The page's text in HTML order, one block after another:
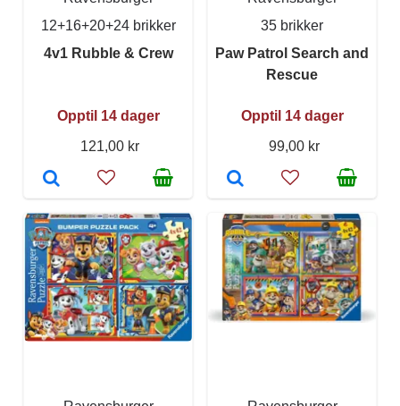
12+16+20+24 brikker
4v1 Rubble & Crew
Opptil 14 dager
121,00 kr
35 brikker
Paw Patrol Search and
Rescue
Opptil 14 dager
99,00 kr